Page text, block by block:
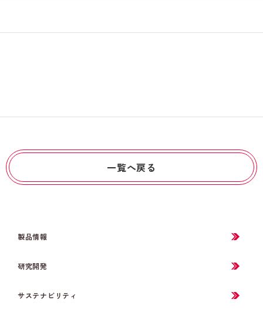
一覧へ戻る
製品情報
研究開発
サステナビリティ